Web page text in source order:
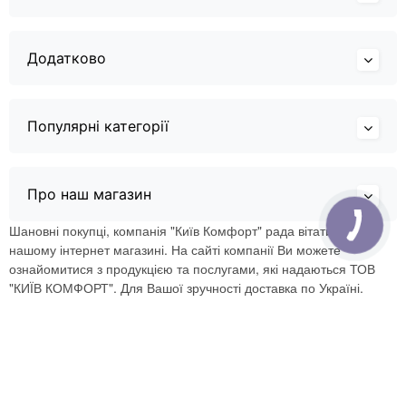
Додатково
Популярні категорії
Про наш магазин
Шановні покупці, компанія "Київ Комфорт" рада вітати Вас в
нашому інтернет магазині. На сайті компанії Ви можете
ознайомитися з продукцією та послугами, які надаються ТОВ
"КИЇВ КОМФОРТ". Для Вашої зручності доставка по Україні.